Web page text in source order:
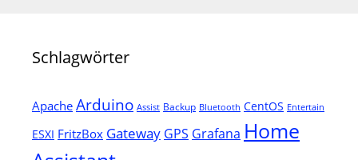
Schlagwörter
Apache Arduino Assist Backup Bluetooth CentOS Entertain
ESXI FritzBox Gateway GPS Grafana Home